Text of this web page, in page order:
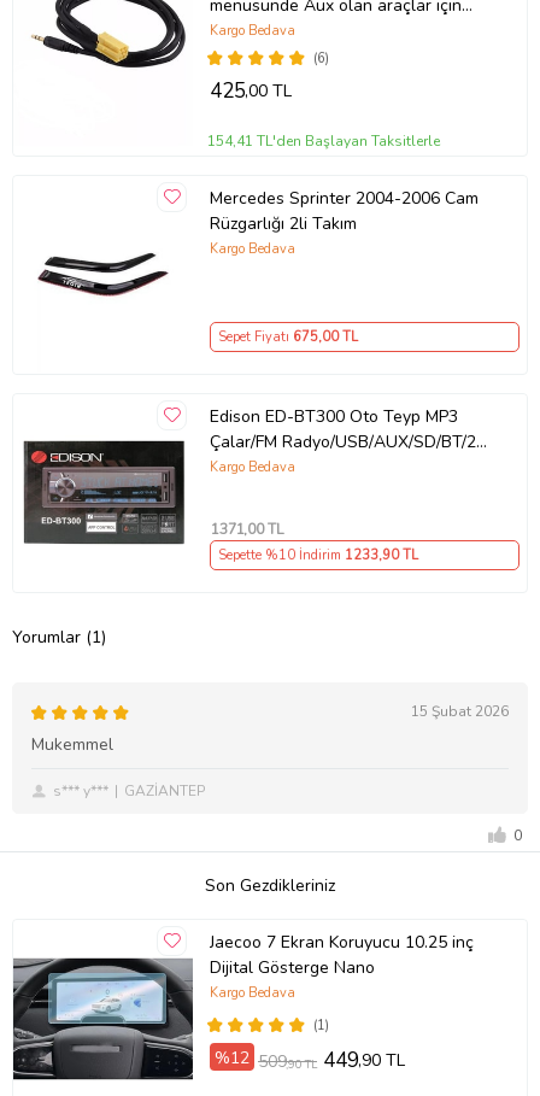
menüsünde Aux olan araçlar için
140cm Aux Kablo
(6)
Kargo Bedava
425,00 TL
154,41 TL'den Başlayan Taksitlerle
Mercedes Sprinter 2004-2006 Cam
Rüzgarlığı 2li Takım
Kargo Bedava
Sepet Fiyatı 675,00 TL
Edison ED-BT300 Oto Teyp MP3
Çalar/FM Radyo/USB/AUX/SD/BT/2
Amfi Çıkışlı/4*50W/APP
Kargo Bedava
1371,00 TL
Sepette %10 İndirim 1233,90 TL
Yorumlar (1)
15 Şubat 2026
Mukemmel
s*** y*** GAZİANTEP
0
Son Gezdikleriniz
Jaecoo 7 Ekran Koruyucu 10.25 inç
Dijital Gösterge Nano
(1)
Kargo Bedava
%12 509,90 TL 449,90 TL